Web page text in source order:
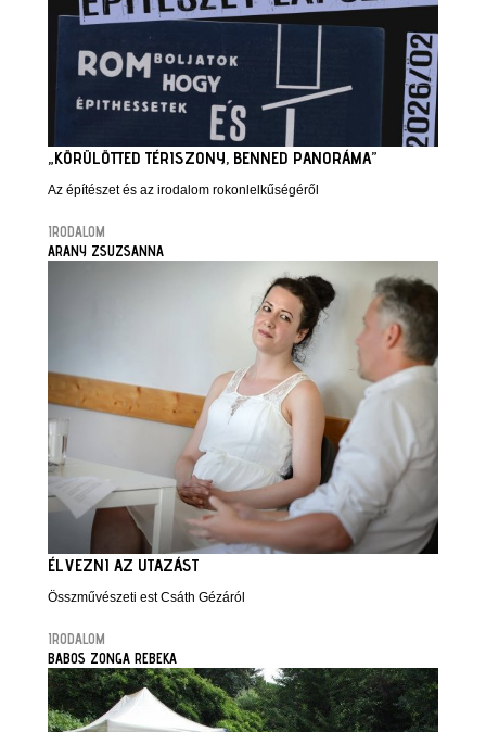
„KÖRÜLÖTTED TÉRISZONY, BENNED PANORÁMA”
Az építészet és az irodalom rokonlelkűségéről
IRODALOM
ARANY ZSUZSANNA
ÉLVEZNI AZ UTAZÁST
Összművészeti est Csáth Gézáról
IRODALOM
BABOS ZONGA REBEKA